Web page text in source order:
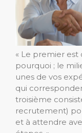
« Le premier
pourquoi ; le
unes de vos
qui
troisième
recrutement)
et à attendre